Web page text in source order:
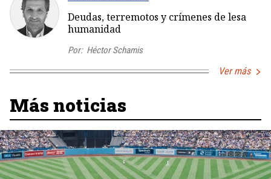
Deudas, terremotos y crímenes de lesa
humanidad
Por: Héctor Schamis
Ver más
Más noticias